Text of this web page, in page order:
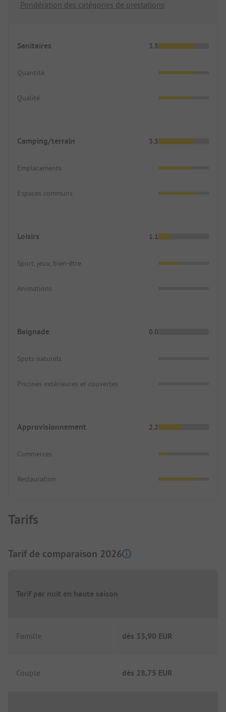
Pondération des catégories de prestations
Sanitaires 3.5
Quantité
Qualité
Camping/terrain 3.5
Emplacements
Espaces communs
Loisirs 1.1
Sport, jeux, bien-être
Animations
Baignade 0.0
Spots naturels
Piscines extérieures et couvertes
Approvisionnement 2.2
Commerces
Restauration
Tarifs
Tarif de comparaison 2026
Tarif par nuit en haute saison
Famille dès 33,90 EUR
Couple dès 28,75 EUR